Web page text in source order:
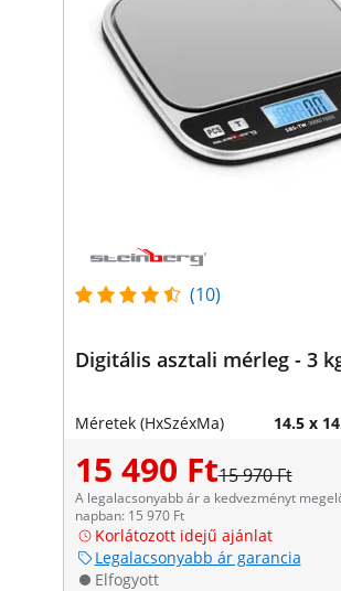
(10)
Digitális asztali mérleg - 3
Méretek (HxSzéxMa) 14.5 x
15 490 Ft15 970 Ft
A legalacsonyabb ár a kedvezményt
napban: 15 970 Ft
Korlátozott idejű ajánlat
Legalacsonyabb ár garancia
Elfogyott